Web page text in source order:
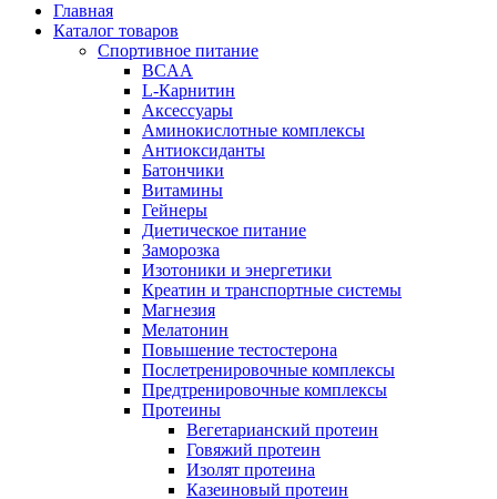
Главная
Каталог товаров
Спортивное питание
BCAA
L-Карнитин
Аксессуары
Аминокислотные комплексы
Антиоксиданты
Батончики
Витамины
Гейнеры
Диетическое питание
Заморозка
Изотоники и энергетики
Креатин и транспортные системы
Магнезия
Мелатонин
Повышение тестостерона
Послетренировочные комплексы
Предтренировочные комплексы
Протеины
Вегетарианский протеин
Говяжий протеин
Изолят протеина
Казеиновый протеин